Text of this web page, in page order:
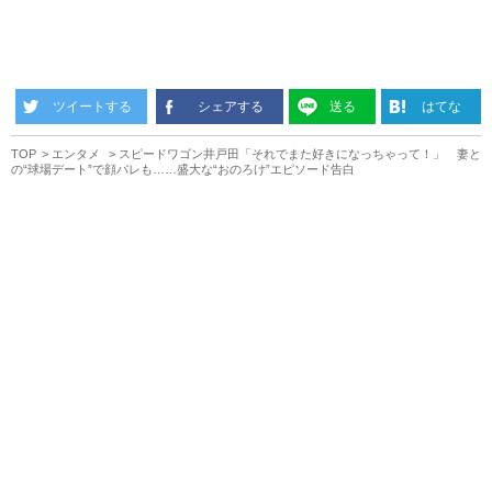
ツイートする シェアする 送る はてな
TOP エンタメ
スピードワゴン井戸田「それでまた好きになっちゃって！」 妻と
の“球場デート”で顔バレも……盛大な“おのろけ”エピソード告白